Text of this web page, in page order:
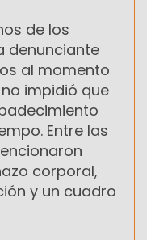
de los
denunciante
al momento
impidió que
Entre las
corporal,
y un cuadro